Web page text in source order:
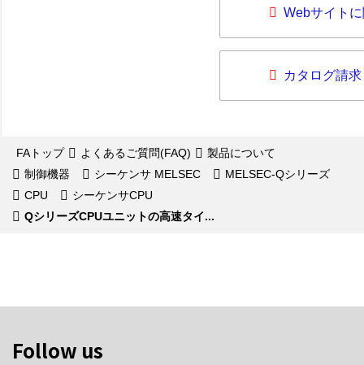
Webサイト
カタログ請求
FAトップ よくあるご質問(FAQ)
製品について
制御機器
シーケンサ MELSEC
MELSEC-Qシリーズ
CPU
シーケンサCPU
QシリーズCPUユニットの高速タイ...
Follow us